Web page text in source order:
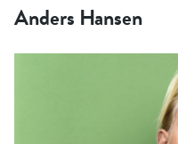
Anders Hansen